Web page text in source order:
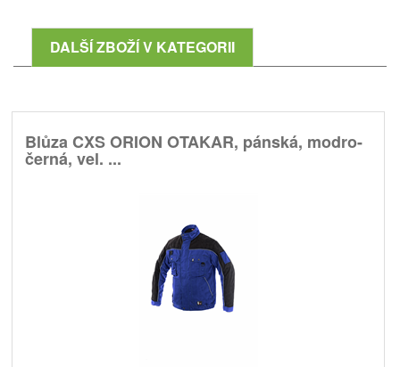
DALŠÍ ZBOŽÍ V KATEGORII
Blůza CXS ORION OTAKAR, pánská, modro-
černá, vel. ...